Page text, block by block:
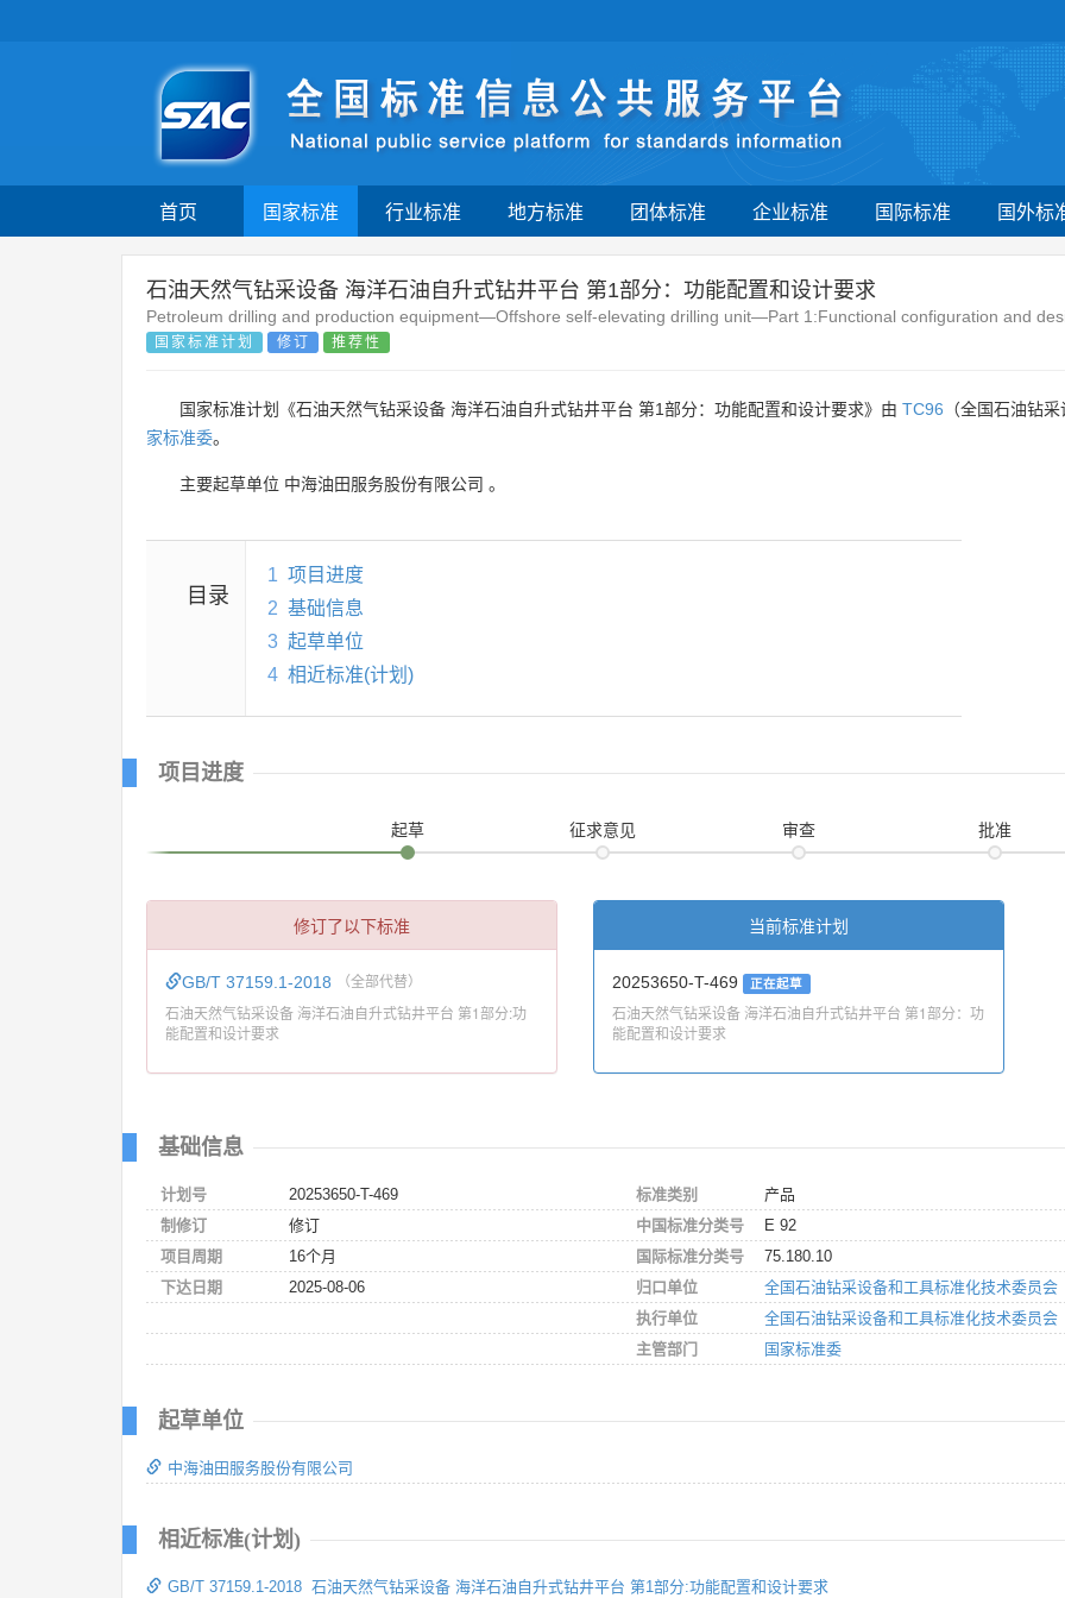
首页 国家标准 行业标准 地方标准 团体标准 企业标准 国际标准 国外标
石油天然气钻采设备 海洋石油自升式钻井平台 第1部分：功能配置和设计要求
Petroleum drilling and production equipment—Offshore self-elevating drilling unit—Part 1:Functional configuration and
国家标准计划 修订 推荐性
国家标准计划《石油天然气钻采设备 海洋石油自升式钻井平台 第1部分：功能配置和设计要求》由 TC96 （全国石油钻
家标准委。
主要起草单位 中海油田服务股份有限公司 。
目录
1 项目进度
2 基础信息
3 起草单位
4 相近标准(计划)
项目进度
起草 征求意见 审查 批准
修订了以下标准
GB/T 37159.1-2018 （全部代替）
石油天然气钻采设备 海洋石油自升式钻井平台 第1部分:功
能配置和设计要求
当前标准计划
20253650-T-469 正在起草
石油天然气钻采设备 海洋石油自升式钻井平台 第1部分：功
能配置和设计要求
基础信息
计划号
20253650-T-469
制修订
修订
项目周期
16个月
下达日期
2025-08-06
标准类别
产品
中国标准分类号
E 92
国际标准分类号
75.180.10
归口单位
全国石油钻采设备和工具标准化技术委员会
执行单位
全国石油钻采设备和工具标准化技术委员会
主管部门
国家标准委
起草单位
中海油田服务股份有限公司
相近标准(计划)
GB/T 37159.1-2018 石油天然气钻采设备 海洋石油自升式钻井平台 第1部分:功能配置和设计要求